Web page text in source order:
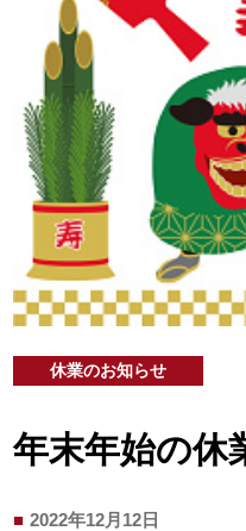
休業のお知らせ
年末年始の休
2022年12月12日